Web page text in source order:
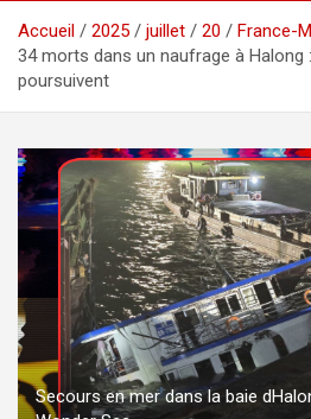
Accueil 2025 juillet 20 France-
34 morts dans un naufrage à Halong
poursuivent
Secours en mer dans la baie